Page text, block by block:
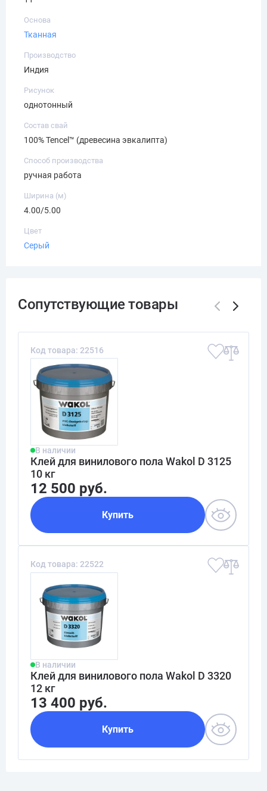
Основа
Тканная
Производство
Индия
Рисунок
однотонный
Состав свай
100% Tencel™ (древесина эвкалипта)
Способ производства
ручная работа
Ширина (м)
4.00/5.00
Цвет
Серый
Код товара: 22516
В наличии
Клей для винилового пола Wakol D 3125
10 кг
12 500 руб.
Купить
Код товара: 22522
В наличии
Клей для винилового пола Wakol D 3320
12 кг
13 400 руб.
Купить